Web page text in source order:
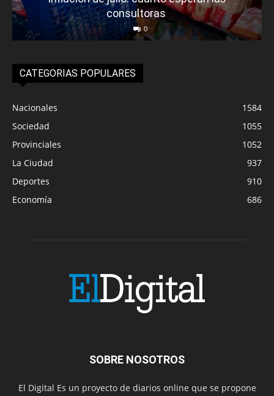
consultoras
0
CATEGORIAS POPULARES
Nacionales
1584
Sociedad
1055
Provinciales
1052
La Ciudad
937
Deportes
910
Economía
686
SOBRE NOSOTROS
El Digital Es un proyecto de diarios online que se propone